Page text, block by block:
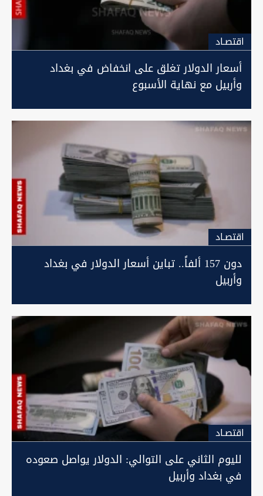
اقتصـاد
أسعار الدولار تغلق على انخفاض في بغداد
وأربيل مع نهاية الأسبوع
اقتصـاد
دون 157 ألفاً.. تباين أسعار الدولار في بغداد
وأربيل
اقتصـاد
لليوم الثاني على التوالي: الدولار يواصل صعوده
في بغداد وأربيل